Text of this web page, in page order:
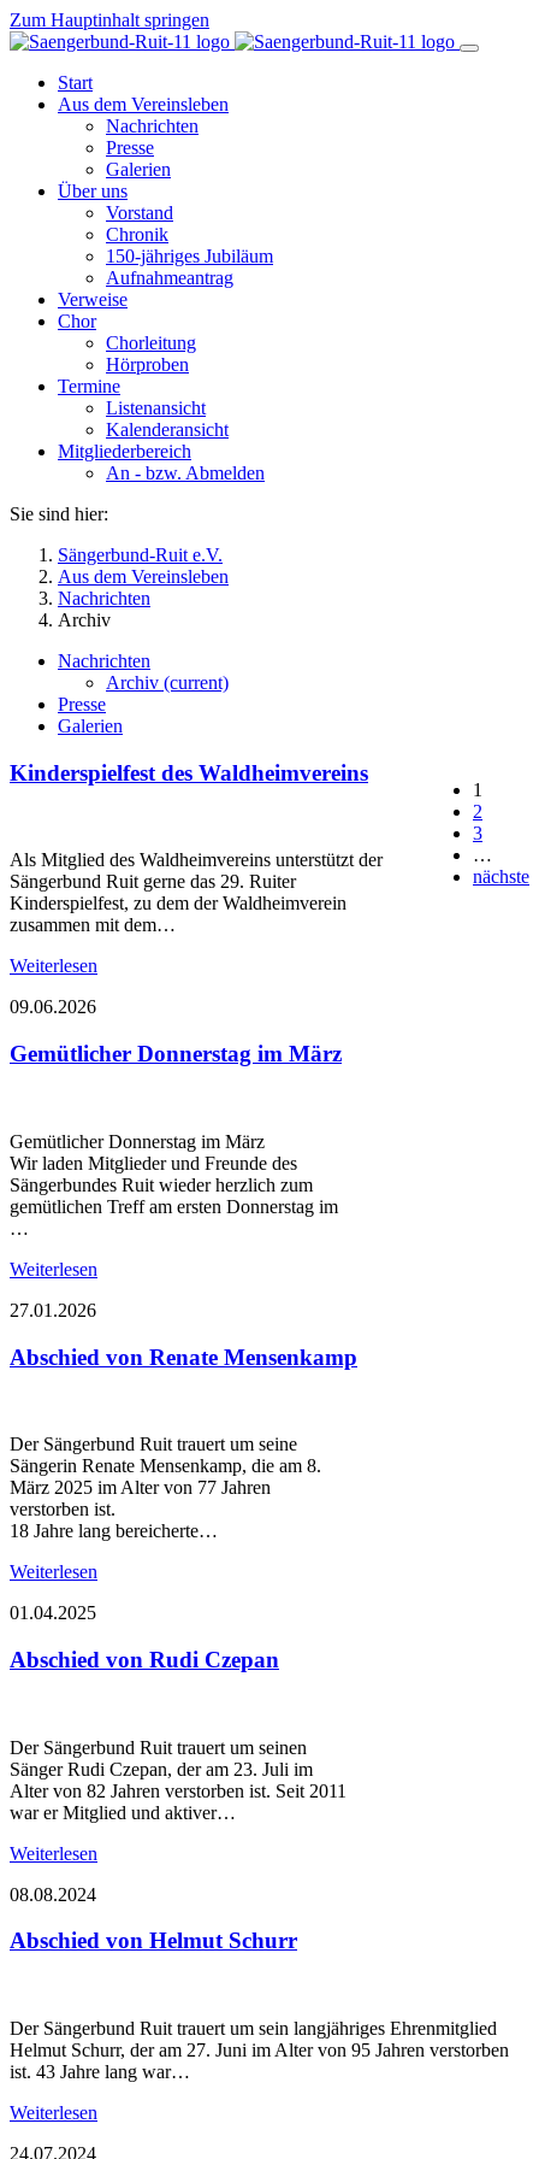
Zum Hauptinhalt springen
Start
Aus dem Vereinsleben
Nachrichten
Presse
Galerien
Über uns
Vorstand
Chronik
150-jähriges Jubiläum
Aufnahmeantrag
Verweise
Chor
Chorleitung
Hörproben
Termine
Listenansicht
Kalenderansicht
Mitgliederbereich
An - bzw. Abmelden
Sie sind hier:
Sängerbund-Ruit e.V.
Aus dem Vereinsleben
Nachrichten
Archiv
Nachrichten
Archiv (current)
Presse
Galerien
1
2
3
…
nächste
Kinderspielfest des Waldheimvereins
Als Mitglied des Waldheimvereins unterstützt der
Sängerbund Ruit gerne das 29. Ruiter
Kinderspielfest, zu dem der Waldheimverein
zusammen mit dem…
Weiterlesen
09.06.2026
Gemütlicher Donnerstag im März
Gemütlicher Donnerstag im März
Wir laden Mitglieder und Freunde des
Sängerbundes Ruit wieder herzlich zum
gemütlichen Treff am ersten Donnerstag im
…
Weiterlesen
27.01.2026
Abschied von Renate Mensenkamp
Der Sängerbund Ruit trauert um seine
Sängerin Renate Mensenkamp, die am 8.
März 2025 im Alter von 77 Jahren
verstorben ist.
18 Jahre lang bereicherte…
Weiterlesen
01.04.2025
Abschied von Rudi Czepan
Der Sängerbund Ruit trauert um seinen
Sänger Rudi Czepan, der am 23. Juli im
Alter von 82 Jahren verstorben ist. Seit 2011
war er Mitglied und aktiver…
Weiterlesen
08.08.2024
Abschied von Helmut Schurr
Der Sängerbund Ruit trauert um sein langjähriges Ehrenmitglied
Helmut Schurr, der am 27. Juni im Alter von 95 Jahren verstorben
ist. 43 Jahre lang war…
Weiterlesen
24.07.2024